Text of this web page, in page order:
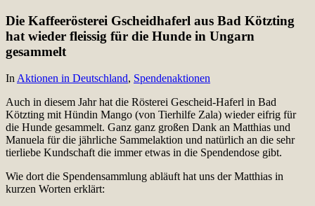
Die Kaffeerösterei Gscheidhaferl aus Bad Kötzting
hat wieder fleissig für die Hunde in Ungarn
gesammelt
InAktionen in Deutschland, Spendenaktionen
Auch in diesem Jahr hat die Rösterei Gescheid-Haferl in Bad
Kötzting mit Hündin Mango (von Tierhilfe Zala) wieder eifrig für
die Hunde gesammelt. Ganz ganz großen Dank an Matthias und
Manuela für die jährliche Sammelaktion und natürlich an die sehr
tierliebe Kundschaft die immer etwas in die Spendendose gibt.
Wie dort die Spendensammlung abläuft hat uns der Matthias in
kurzen Worten erklärt: